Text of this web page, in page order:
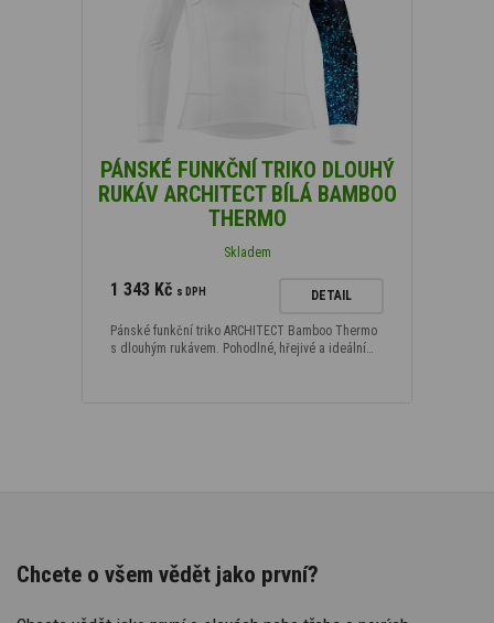
PÁNSKÉ FUNKČNÍ TRIKO DLOUHÝ
RUKÁV ARCHITECT BÍLÁ BAMBOO
THERMO
Skladem
1 343 Kč s DPH DETAIL
Pánské funkční triko ARCHITECT Bamboo Thermo
s dlouhým rukávem. Pohodlné, hřejivé a ideální…
Chcete o všem vědět jako první?